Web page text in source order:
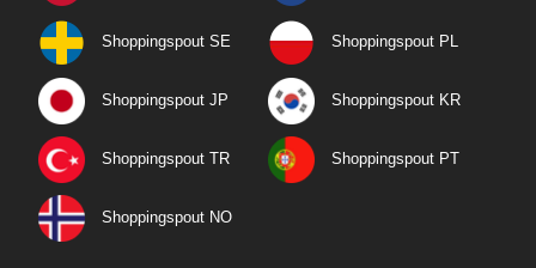
Shoppingspout SE Shoppingspout PL
Shoppingspout JP Shoppingspout KR
Shoppingspout TR Shoppingspout PT
Shoppingspout NO